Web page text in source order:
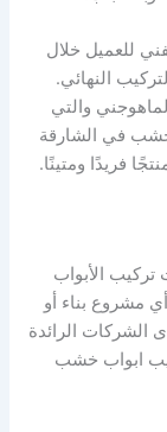
للعميل خلال
النهائي.
والتي
خشب في الشارقة
فريدًا ومتينًا.
تركيب الأبواب
مشروع بناء أو
الشركات الرائدة
ابواب خشب